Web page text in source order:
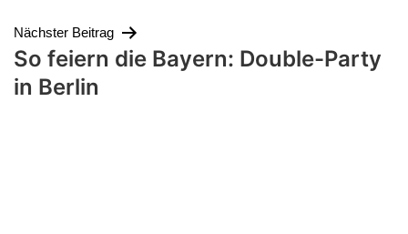
Nächster Beitrag
So feiern die Bayern: Double-Party
in Berlin